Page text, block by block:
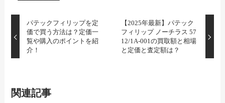
パテックフィリップを定
価で買う方法は？定価一
覧や購入のポイントを紹
介！
【2025年最新】パテック
フィリップ ノーチラス 57
12/1A-001の買取額と相場
と定価と査定額は？
関連記事